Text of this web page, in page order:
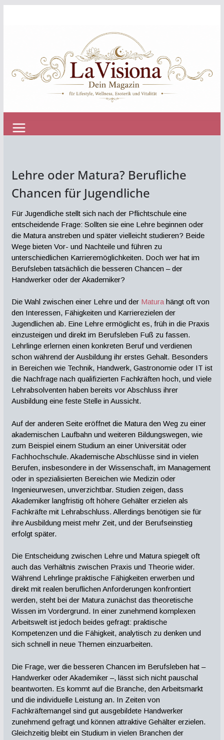
Lehre oder Matura? Berufliche
Chancen für Jugendliche
Für Jugendliche stellt sich nach der Pflichtschule eine
entscheidende Frage: Sollten sie eine Lehre beginnen oder
die Matura anstreben und später vielleicht studieren? Beide
Wege bieten Vor- und Nachteile und führen zu
unterschiedlichen Karrieremöglichkeiten. Doch wer hat im
Berufsleben tatsächlich die besseren Chancen – der
Handwerker oder der Akademiker?
Die Wahl zwischen einer Lehre und der Maturahängt oft von
den Interessen, Fähigkeiten und Karrierezielen der
Jugendlichen ab. Eine Lehre ermöglicht es, früh in die Praxis
einzusteigen und direkt im Berufsleben Fuß zu fassen.
Lehrlinge erlernen einen konkreten Beruf und verdienen
schon während der Ausbildung ihr erstes Gehalt. Besonders
in Bereichen wie Technik, Handwerk, Gastronomie oder IT ist
die Nachfrage nach qualifizierten Fachkräften hoch, und viele
Lehrabsolventen haben bereits vor Abschluss ihrer
Ausbildung eine feste Stelle in Aussicht.
Auf der anderen Seite eröffnet die Matura den Weg zu einer
akademischen Laufbahn und weiteren Bildungswegen, wie
zum Beispiel einem Studium an einer Universität oder
Fachhochschule. Akademische Abschlüsse sind in vielen
Berufen, insbesondere in der Wissenschaft, im Management
oder in spezialisierten Bereichen wie Medizin oder
Ingenieurwesen, unverzichtbar. Studien zeigen, dass
Akademiker langfristig oft höhere Gehälter erzielen als
Fachkräfte mit Lehrabschluss. Allerdings benötigen sie für
ihre Ausbildung meist mehr Zeit, und der Berufseinstieg
erfolgt später.
Die Entscheidung zwischen Lehre und Matura spiegelt oft
auch das Verhältnis zwischen Praxis und Theorie wider.
Während Lehrlinge praktische Fähigkeiten erwerben und
direkt mit realen beruflichen Anforderungen konfrontiert
werden, steht bei der Matura zunächst das theoretische
Wissen im Vordergrund. In einer zunehmend komplexen
Arbeitswelt ist jedoch beides gefragt: praktische
Kompetenzen und die Fähigkeit, analytisch zu denken und
sich schnell in neue Themen einzuarbeiten.
Die Frage, wer die besseren Chancen im Berufsleben hat –
Handwerker oder Akademiker –, lässt sich nicht pauschal
beantworten. Es kommt auf die Branche, den Arbeitsmarkt
und die individuelle Leistung an. In Zeiten von
Fachkräftemangel sind gut ausgebildete Handwerker
zunehmend gefragt und können attraktive Gehälter erzielen.
Gleichzeitig bleibt ein Studium in vielen Branchen der